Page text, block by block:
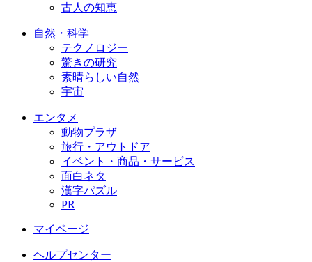
古人の知恵
自然・科学
テクノロジー
驚きの研究
素晴らしい自然
宇宙
エンタメ
動物プラザ
旅行・アウトドア
イベント・商品・サービス
面白ネタ
漢字パズル
PR
マイページ
ヘルプセンター